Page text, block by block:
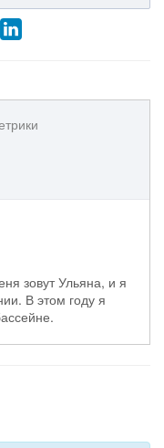
зовут Ульяна, и я
В этом году я